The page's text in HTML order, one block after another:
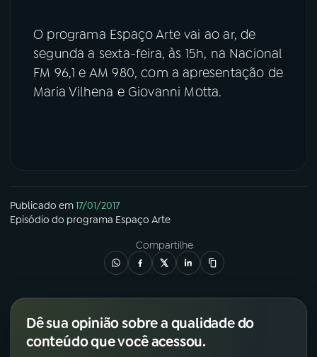
O programa Espaço Arte vai ao ar, de
segunda a sexta-feira, às 15h, na Nacional
FM 96,1 e AM 980, com a apresentação de
Maria Vilhena e Giovanni Motta.
Publicado em17/01/2017
Episódio do programa Espaço Arte
Compartilhe
Dê sua opinião sobre a qualidade do
conteúdo que você acessou.